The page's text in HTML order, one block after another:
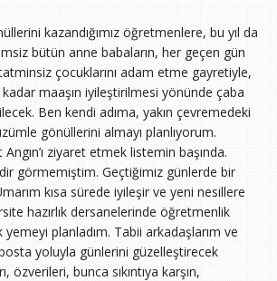
kazandığımız öğretmenlere, bu yıl da
bütün anne babaların, her geçen gün
çocuklarını adam etme gayretiyle,
maaşın iyileştirilmesi yönünde çaba
Ben kendi adıma, yakın çevremedeki
gönüllerini almayı planlıyorum.
ziyaret etmek listemin başında.
görmemiştim. Geçtiğimiz günlerde bir
kısa sürede iyileşir ve yeni nesillere
hazırlık dersanelerinde öğretmenlik
planladım. Tabii arkadaşlarım ve
yoluyla günlerini güzelleştirecek
bunca sıkıntıya karşın,